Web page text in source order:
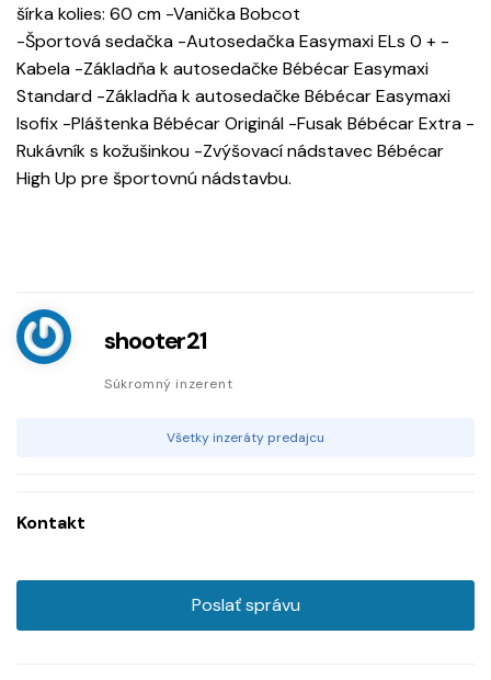
šírka kolies: 60 cm -Vanička Bobcot
-Športová sedačka -Autosedačka Easymaxi ELs 0 + -
Kabela -Základňa k autosedačke Bébécar Easymaxi
Standard -Základňa k autosedačke Bébécar Easymaxi
Isofix -Pláštenka Bébécar Originál -Fusak Bébécar Extra -
Rukávník s kožušinkou -Zvýšovací nádstavec Bébécar
High Up pre športovnú nádstavbu.
shooter21
Súkromný inzerent
Všetky inzeráty predajcu
Kontakt
Poslať správu